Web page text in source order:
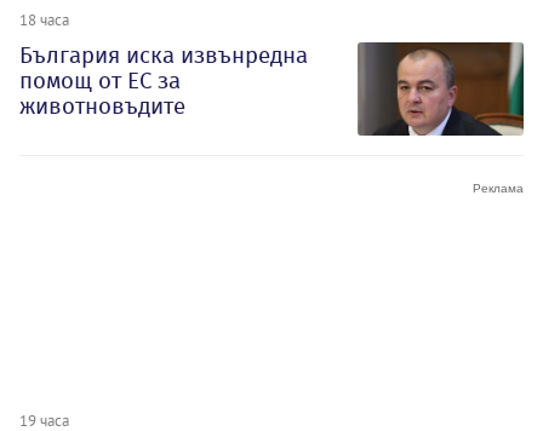
18 часа
България иска извънредна
помощ от ЕС за
животновъдите
19 часа